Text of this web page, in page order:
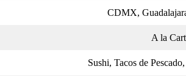
CDMX,
A la
Sushi, Tacos de